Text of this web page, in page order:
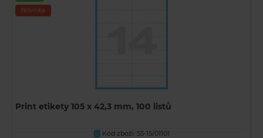
Novinka
Print etikety 105 x 42,3 mm, 100 listů
U Kód zboží: 55-15/01101